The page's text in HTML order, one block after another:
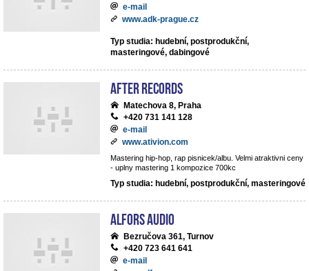
e-mail
www.adk-prague.cz
Typ studia: hudební, postprodukční,
masteringové, dabingové
After records
Matechova 8, Praha
+420 731 141 128
e-mail
www.ativion.com
Mastering hip-hop, rap pisnicek/albu. Velmi atraktivni ceny
- uplny mastering 1 kompozice 700kc
Typ studia: hudební, postprodukční, masteringové
ALFORS audio
Bezručova 361, Turnov
+420 723 641 641
e-mail